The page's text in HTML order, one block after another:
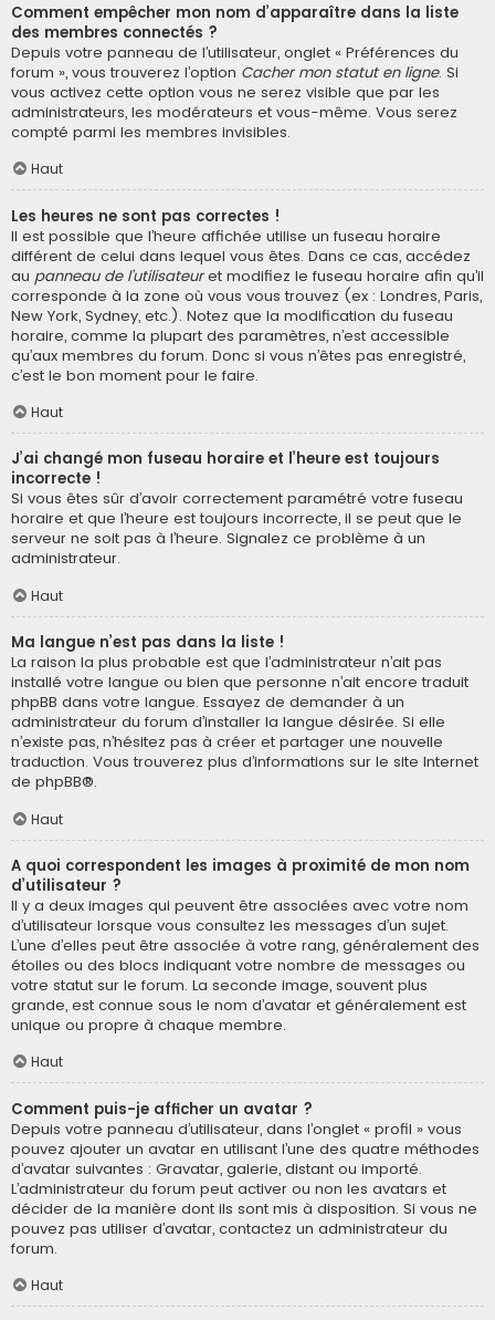
Comment empêcher mon nom d’apparaître dans la liste
des membres connectés ?
Depuis votre panneau de l’utilisateur, onglet « Préférences du
forum », vous trouverez l’option Cacher mon statut en ligne. Si
vous activez cette option vous ne serez visible que par les
administrateurs, les modérateurs et vous-même. Vous serez
compté parmi les membres invisibles.
Haut
Les heures ne sont pas correctes !
Il est possible que l’heure affichée utilise un fuseau horaire
différent de celui dans lequel vous êtes. Dans ce cas, accédez
au panneau de l’utilisateuret modifiez le fuseau horaire afin qu’il
corresponde à la zone où vous vous trouvez (ex : Londres, Paris,
New York, Sydney, etc.). Notez que la modification du fuseau
horaire, comme la plupart des paramètres, n’est accessible
qu’aux membres du forum. Donc si vous n’êtes pas enregistré,
c’est le bon moment pour le faire.
Haut
J’ai changé mon fuseau horaire et l’heure est toujours
incorrecte !
Si vous êtes sûr d’avoir correctement paramétré votre fuseau
horaire et que l’heure est toujours incorrecte, il se peut que le
serveur ne soit pas à l’heure. Signalez ce problème à un
administrateur.
Haut
Ma langue n’est pas dans la liste !
La raison la plus probable est que l’administrateur n’ait pas
installé votre langue ou bien que personne n’ait encore traduit
phpBB dans votre langue. Essayez de demander à un
administrateur du forum d’installer la langue désirée. Si elle
n’existe pas, n’hésitez pas à créer et partager une nouvelle
traduction. Vous trouverez plus d’informations sur le site Internet
de phpBB®.
Haut
A quoi correspondent les images à proximité de mon nom
d’utilisateur ?
Il y a deux images qui peuvent être associées avec votre nom
d’utilisateur lorsque vous consultez les messages d’un sujet.
L’une d’elles peut être associée à votre rang, généralement des
étoiles ou des blocs indiquant votre nombre de messages ou
votre statut sur le forum. La seconde image, souvent plus
grande, est connue sous le nom d’avatar et généralement est
unique ou propre à chaque membre.
Haut
Comment puis-je afficher un avatar ?
Depuis votre panneau d’utilisateur, dans l’onglet « profil » vous
pouvez ajouter un avatar en utilisant l’une des quatre méthodes
d’avatar suivantes : Gravatar, galerie, distant ou importé.
L’administrateur du forum peut activer ou non les avatars et
décider de la manière dont ils sont mis à disposition. Si vous ne
pouvez pas utiliser d’avatar, contactez un administrateur du
forum.
Haut